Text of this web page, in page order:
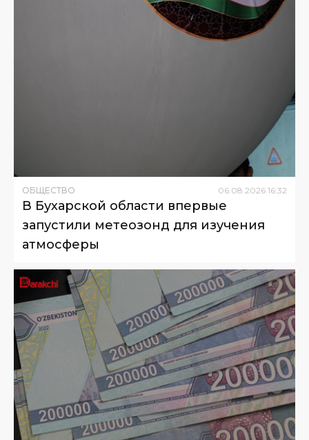
ОБЩЕСТВО 06.08.2026 16:32
В Бухарской области впервые
запустили метеозонд для изучения
атмосферы